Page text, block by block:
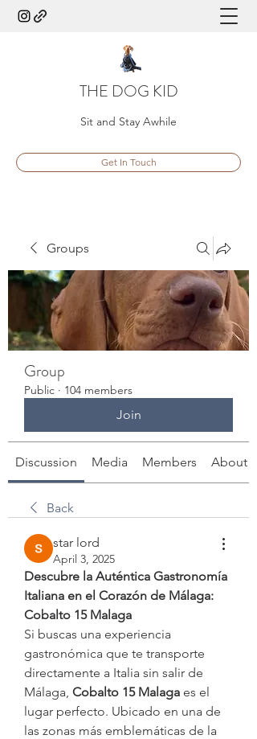
THE DOG KID
Sit and Stay Awhile
Get In Touch
Groups
Group
Public · 104 members
Join
Discussion Media Members About
Back
star lord
April 3, 2025
Descubre la Auténtica Gastronomía
Italiana en el Corazón de Málaga:
Cobalto 15 Malaga
Si buscas una experiencia
gastronómica que te transporte
directamente a Italia sin salir de
Málaga, Cobalto 15 Malaga es el
lugar perfecto. Ubicado en una de
las zonas más emblemáticas de la